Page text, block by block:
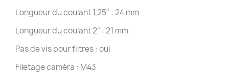
Longueur du coulant 1,25" : 24 mm
Longueur du coulant 2" : 21 mm
Pas de vis pour filtres : oui
Filetage caméra : M43